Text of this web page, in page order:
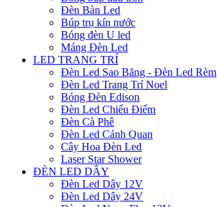
Đèn Bàn Led
Búp trụ kín nước
Bóng đèn U led
Máng Đèn Led
LED TRANG TRÍ
Đèn Led Sao Băng - Đèn Led Rèm
Đèn Led Trang Trí Noel
Bóng Đèn Edison
Đèn Led Chiếu Điểm
Đèn Cà Phê
Đèn Led Cảnh Quan
Cây Hoa Đèn Led
Laser Star Shower
ĐÈN LED DÂY
Đèn Led Dây 12V
Đèn Led Dây 24V